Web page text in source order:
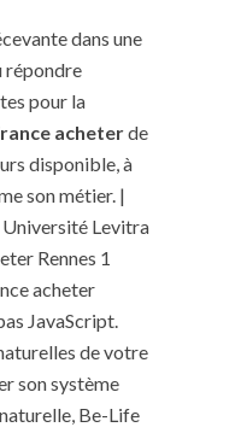
dans une
répondre
pour la
acheterde
disponible, à
son métier. |
Université Levitra
Rennes 1
acheter
JavaScript.
de votre
son système
Be-Life